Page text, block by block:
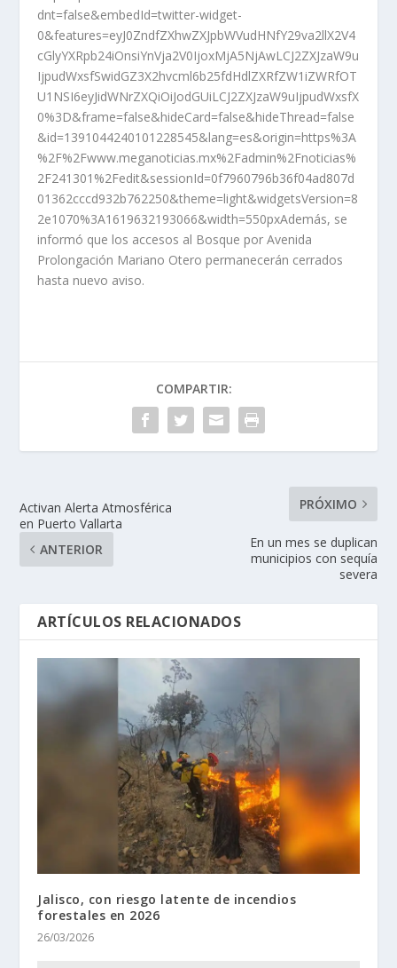
dnt=false&embedId=twitter-widget-
0&features=eyJ0ZndfZXhwZXJpbWVudHNfY29va2llX2V4
cGlyYXRpb24iOnsiYnVja2V0IjoxMjA5NjAwLCJ2ZXJzaW9u
IjpudWxsfSwidGZ3X2hvcml6b25fdHdlZXRfZW1iZWRfOT
U1NSI6eyJidWNrZXQiOiJodGUiLCJ2ZXJzaW9uIjpudWxsfX
0%3D&frame=false&hideCard=false&hideThread=false
&id=1391044240101228545&lang=es&origin=https%3A
%2F%2Fwww.meganoticias.mx%2Fadmin%2Fnoticias%
2F241301%2Fedit&sessionId=0f7960796b36f04ad807d
01362cccd932b762250&theme=light&widgetsVersion=8
2e1070%3A1619632193066&width=550pxAdemás, se
informó que los accesos al Bosque por Avenida
Prolongación Mariano Otero permanecerán cerrados
hasta nuevo aviso.
COMPARTIR:
Activan Alerta Atmosférica
en Puerto Vallarta
ANTERIOR
PRÓXIMO
En un mes se duplican
municipios con sequía
severa
ARTÍCULOS RELACIONADOS
Jalisco, con riesgo latente de incendios
forestales en 2026
26/03/2026